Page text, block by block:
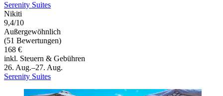
Serenity Suites
Nikiti
9,4/10
Außergewöhnlich
(51 Bewertungen)
168 €
inkl. Steuern & Gebühren
26. Aug.–27. Aug.
Serenity Suites